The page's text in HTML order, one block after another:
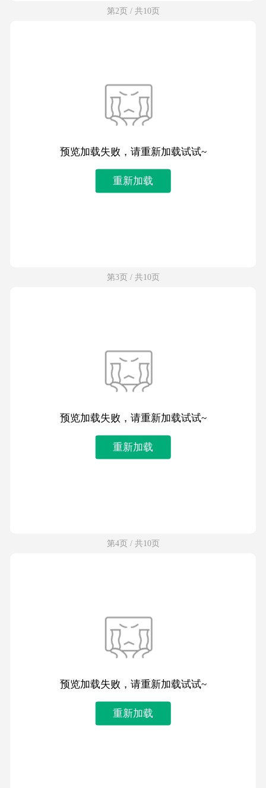
第2页 / 共10页
预览加载失败，请重新加载试试~
重新加载
第3页 / 共10页
预览加载失败，请重新加载试试~
重新加载
第4页 / 共10页
预览加载失败，请重新加载试试~
重新加载